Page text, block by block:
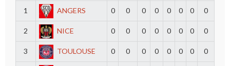
1
ANGERS 0 0 0 0 0 0 0 0
2 NICE 0 0 0 0 0 0 0 0
3 TOULOUSE 0 0 0 0 0 0 0 0